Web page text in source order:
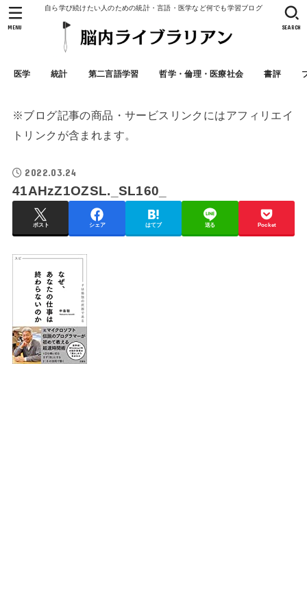
自ら学び続けたい人のための統計・言語・医学など何でも学習ブログ
医学 統計 第二言語学習 哲学・倫理・医療社会 書評
SEARCH
MENU
※ブログ記事の商品・サービスリンクにはアフィリエイ
トリンクが含まれます。
2022.03.24
41AHzZ1OZSL._SL160_
ポスト シェア はてブ 送る Pocket